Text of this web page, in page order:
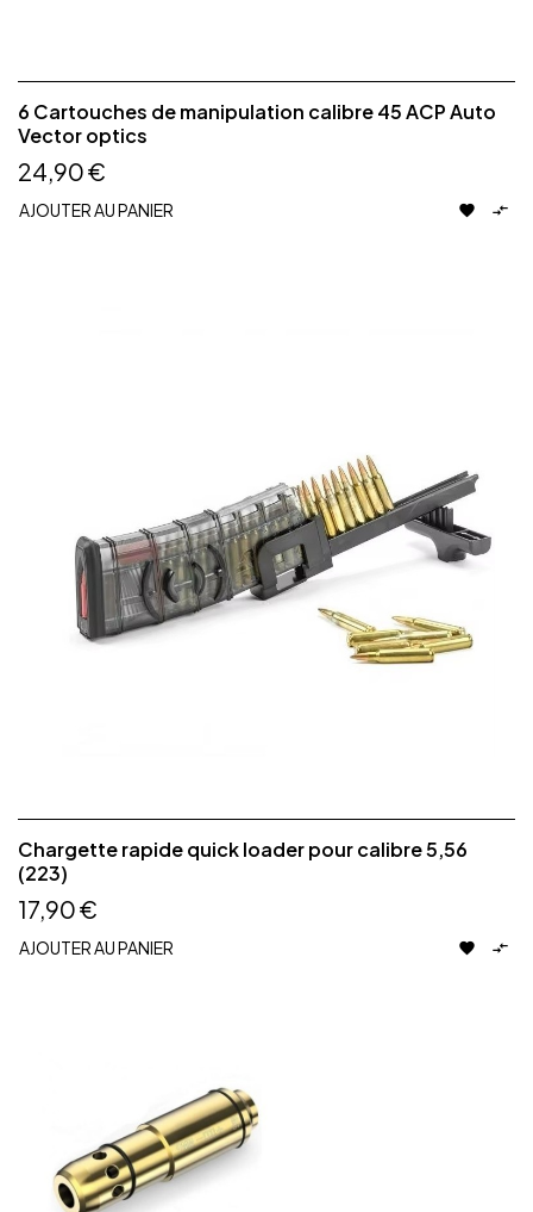
6 Cartouches de manipulation calibre 45 ACP Auto
Vector optics
24,90 €
AJOUTER AU PANIER  
Chargette rapide quick loader pour calibre 5,56
(223)
17,90 €
AJOUTER AU PANIER  